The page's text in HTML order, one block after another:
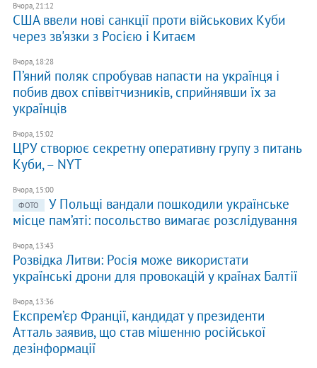
Вчора, 21:12
США ввели нові санкції проти військових Куби
через зв'язки з Росією і Китаєм
Вчора, 18:28
П’яний поляк спробував напасти на українця і
побив двох співвітчизників, сприйнявши їх за
українців
Вчора, 15:02
ЦРУ створює секретну оперативну групу з питань
Куби, – NYT
Вчора, 15:00
ФОТО
У Польщі вандали пошкодили українське
місце пам’яті: посольство вимагає розслідування
Вчора, 13:43
Розвідка Литви: Росія може використати
українські дрони для провокацій у країнах Балтії
Вчора, 13:36
Експрем’єр Франції, кандидат у президенти
Атталь заявив, що став мішенню російської
дезінформації